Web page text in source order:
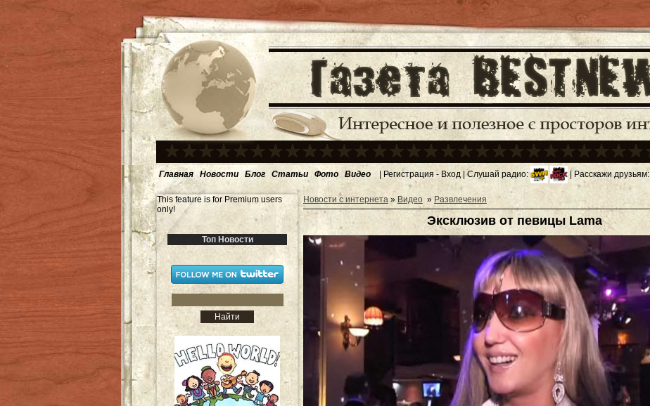
Главная Новости Блог Статьи Фото Видео | Регистрация - Вход | Слушай радио: | Расскажи друзьям:
This feature is for Premium users
only!
Топ Новости
Новости с интернета » Видео » Развлечения
Эксклюзив от певицы Lama